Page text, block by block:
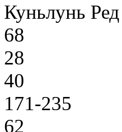
Куньлунь
68
28
40
171-235
62